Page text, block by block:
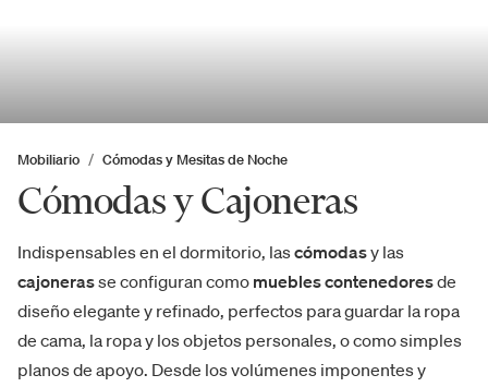
Mobiliario Cómodas y Mesitas de Noche
Cómodas y Cajoneras
Indispensables en el dormitorio, lascómodasy las
cajonerasse configuran como muebles contenedoresde
diseño elegante y refinado, perfectos para guardar la ropa
de cama, la ropa y los objetos personales, o como simples
planos de apoyo. Desde los volúmenes imponentes y